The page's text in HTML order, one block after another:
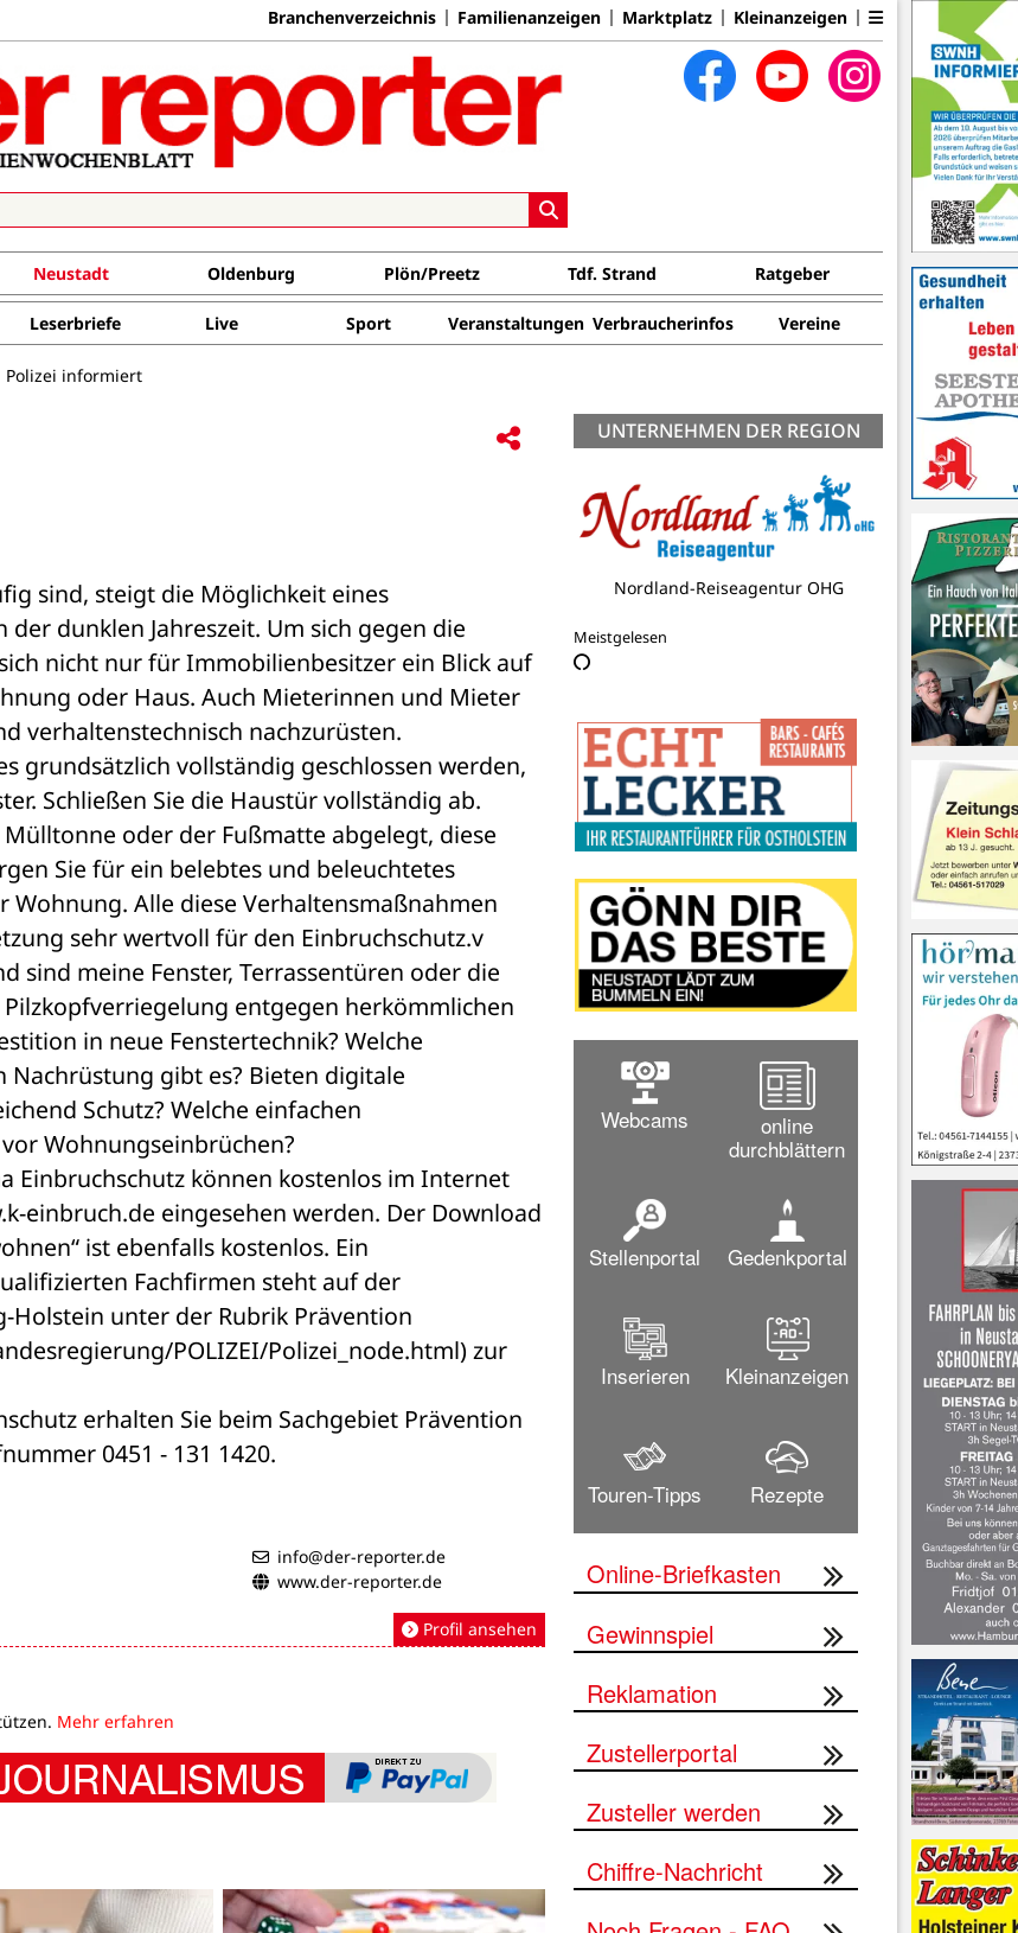
Branchenverzeichnis Familienanzeigen Marktplatz Kleinanzeigen
Neustadt Oldenburg Plön/Preetz Tdf. Strand Ratgeber
Leserbriefe Live Sport Veranstaltungen Verbraucherinfos Vereine
Polizei informiert
sind, steigt die Möglichkeit eines
dunklen Jahreszeit. Um sich gegen die
nicht nur für Immobilienbesitzer ein Blick auf
oder Haus. Auch Mieterinnen und Mieter
verhaltenstechnisch nachzurüsten.
grundsätzlich vollständig geschlossen werden,
Schließen Sie die Haustür vollständig ab.
oder der Fußmatte abgelegt, diese
Sie für ein belebtes und beleuchtetes
Alle diese Verhaltensmaßnahmen
sehr wertvoll für den Einbruchschutz.v
sind meine Fenster, Terrassentüren oder die
entgegen herkömmlichen
in neue Fenstertechnik? Welche
gibt es? Bieten digitale
Schutz? Welche einfachen
Wohnungseinbrüchen?
Einbruchschutz können kostenlos im Internet
einbruch.de eingesehen werden. Der Download
ist ebenfalls kostenlos. Ein
Fachfirmen steht auf der
Holstein unter der Rubrik Prävention
POLIZEI/Polizei_node.html) zur
erhalten Sie beim Sachgebiet Prävention
0451 - 131 1420.
info@der-reporter.de
www.der-reporter.de
Profil ansehen
Mehr erfahren
UNTERNEHMEN DER REGION
Nordland-Reiseagentur OHG
Meistgelesen
Webcams
online
durchblättern
Stellenportal Gedenkportal
Inserieren Kleinanzeigen
Touren-Tipps Rezepte
Online-Briefkasten
Gewinnspiel
Reklamation
Zustellerportal
Zusteller werden
Chiffre-Nachricht